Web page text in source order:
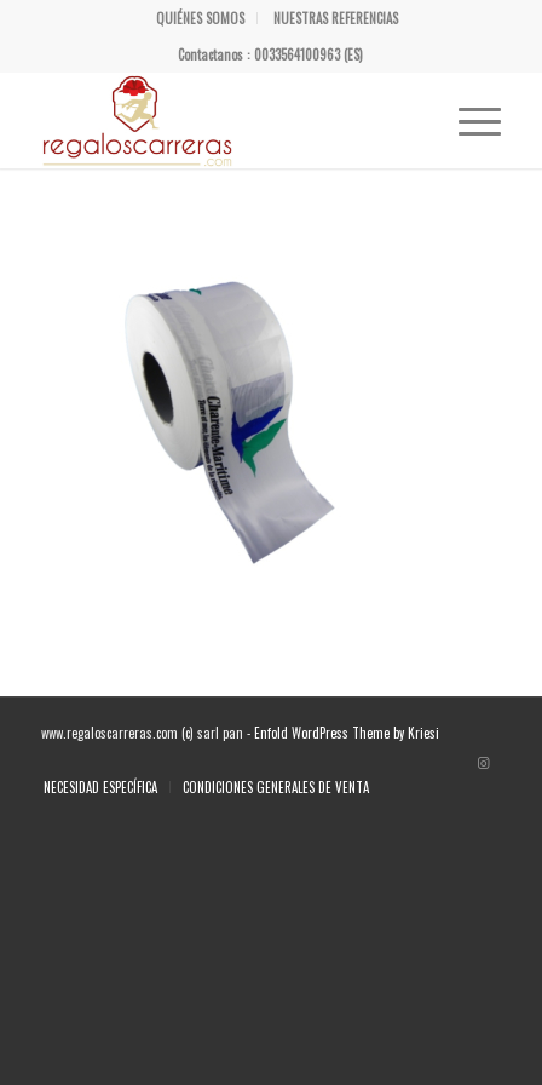
QUIÉNES SOMOS
NUESTRAS REFERENCIAS
Contactanos : 0033564100963 (ES)
www.regaloscarreras.com (c) sarl pan -Enfold WordPress Theme by Kriesi
NECESIDAD ESPECÍFICA CONDICIONES GENERALES DE VENTA